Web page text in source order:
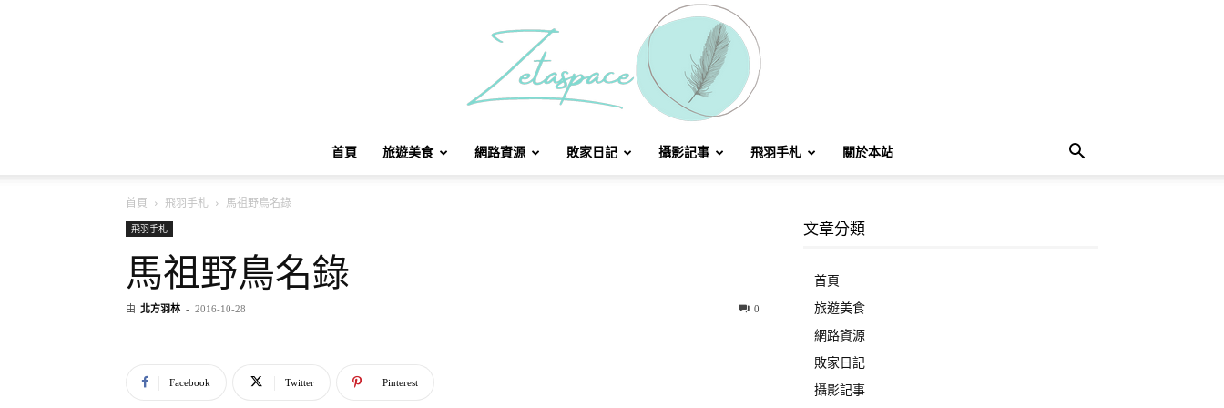
首頁 旅遊美食 網路資源 敗家日記 攝影記事 飛羽手札 關於本站
首頁 飛羽手札
馬祖野鳥名錄
飛羽手札
馬祖野鳥名錄
由 北方羽林 - 2016-10-28 0
Facebook Twitter Pinterest
文章分類
首頁
旅遊美食
網路資源
敗家日記
攝影記事